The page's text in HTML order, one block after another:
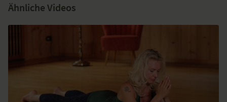
Ähnliche Videos